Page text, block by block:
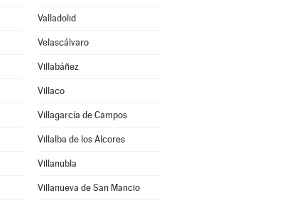
Valladolid
Velascálvaro
Villabáñez
Villaco
Villagarcía de Campos
Villalba de los Alcores
Villanubla
Villanueva de San Mancio